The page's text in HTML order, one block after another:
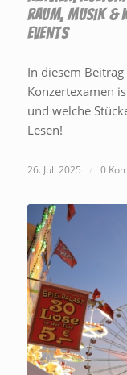
RAUM,MUSIK &
EVENTS
In diesem
Konzertexamen
und welche
Lesen!
26. Juli 2025 / 0